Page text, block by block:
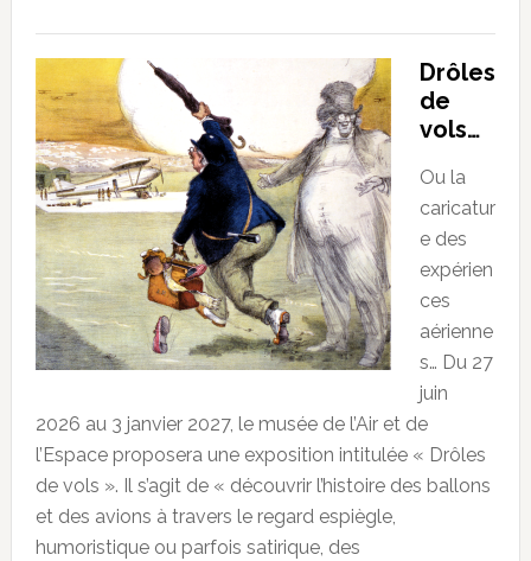
Drôles
de
vols…
Ou la
caricatur
e des
expérien
ces
aérienne
s… Du 27
juin
2026 au 3 janvier 2027, le musée de l’Air et de
l’Espace proposera une exposition intitulée « Drôles
de vols ». Il s’agit de « découvrir l’histoire des ballons
et des avions à travers le regard espiègle,
humoristique ou parfois satirique, des